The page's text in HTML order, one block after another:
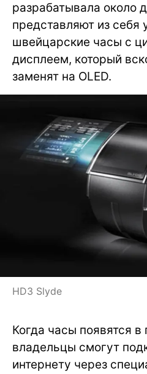
разрабатывала около
представляют из себя
швейцарские часы с
дисплеем, который
заменят на OLED.
HD3 Slyde
Когда часы появятся
владельцы смогут
интернету через